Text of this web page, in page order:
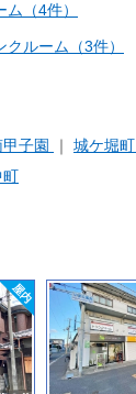
（4件）
ルーム（3件）
子園 城ケ堀町
町